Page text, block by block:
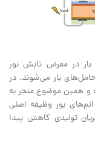
بار در معرض تابش نور
بار می‌شوند. در
و همین موضوع منجر به
بور وظیفه اصلی
تولیدی کاهش پیدا